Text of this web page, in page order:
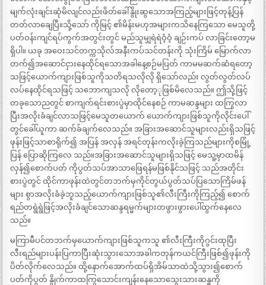
မျက်လုံးချင်းဆုံမိလျင်လည်းဖိတ်ခေါ်နွိုးဆွသောအကြည့်များဖြင့်တုန့်ပြန်
တတ်လာချေပြီ။သို့သော် ကိုမြင့် ၏မိန်းမဟုအများကသိနေကြသော မေသူတို့
ပတ်ဝန်းကျင်ရပ်ကွက်အတွင်းတွင် မည်သူမျှရဲရဲဝံ့ဝံ့ ချဉ်းကပ် လာခြင်းတော့မ
ရှိပါ။ ယခု အဝေးသင်တက္ကသိုလ်အနီးကပ်သင်တန်းကို သုံးကြိမ် မြောက်လာ
တက်၍အဆောင်ငှားနေထိုင်ရသောအခါနေ့စဉ်မပြတ် ကာမမဆက်ဆံရတော့
သဖြင့်ယောက်ကျားဖြစ်သူကိုသတိရသလိုလို ရှိသော်လည်း လွတ်လွတ်လပ်
လပ်နေထိုင်ရသဖြင့် သဘောကျသလို လိုတော့ုဖြစ်မိလေသည်။ ဤသို့ဖြင့်
တခုသောညတွင် စာကျက်ရင်းစားပွဲမှာထိုင်နေစဉ် ကာမဆန္ဒများ ထကြွလာ
ပြီးအလိုးခံချင်လာသဖြင့်မေသူတယောက် ယောက်ကျားဖြစ်သူကိုလိုင်းပေါ်
တွင်ခေါ်ယူကာ ဆက်ခ်ချက်လေသည်။ အခြားအဆောင်သူများလည်းရှိသဖြင့်
ဖုန်းဖြင့်သာစာရိုက်၍ အပြန် အလှန် အရင်တုန်းကလိုးခဲ့ကြသည်များကိုစမြုံ့
ပြန် ပြောဆိုကြလေ သည်။အခြားအဆောင်သူများရှိသဖြင့် မေသူ့မှာထမိန်
လှန်၍စောက်ပတ် ကိုပွတ်သပ်အာသာဖြေရန်မဖြစ်နိုင်သဖြင့် သည်အတိုင်း
စားပွဲတွင် ထိုင်ကာဖုန်းထဲတွင်တဘက်မှကိုင်တွယ်ပွတ်သပ်ပြသောကြိမ်ဖန်
များ စွာအလိုးခံခဲ့ဘူသည့်ယောက်ကျားဖြစ်သူ၏လီးကြီးကိုကြည့်၍ စောက်
ရည်တရွဲရွဲဖြင့်အလိုးခံချင်သောဆန္ဒရမ္မက်များတဖွားဖွားပေါ်ထွက်နေလေ
သည်။
မကြာမီပင်တဘက်မှယောက်ကျားဖြစ်သူကသူ ၏လီးကြီးကိုဂွင်းထုပြီး
လီးရည်များပန်းပြကာပြီးဆုံးသွားသောအခါကတုန်ကယင်ကြီးဖြစ်၍ဖုန်းကို
ပိတ်လိုက်လေသည်။ ထို့နောက်အောက်ထပ်ရှိအိမ်သာထဲသို့သွား၍စောက်
ပတ်ကိုပွတ် နွိုက်ကာထကြွသောင်းကျန်းနေသောသွေးသားဆန္ဓကို